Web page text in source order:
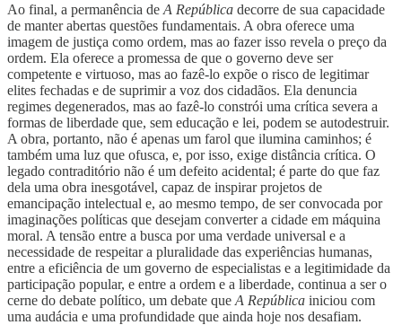
Ao final, a permanência de A República decorre de sua capacidade
de manter abertas questões fundamentais. A obra oferece uma
imagem de justiça como ordem, mas ao fazer isso revela o preço da
ordem. Ela oferece a promessa de que o governo deve ser
competente e virtuoso, mas ao fazê-lo expõe o risco de legitimar
elites fechadas e de suprimir a voz dos cidadãos. Ela denuncia
regimes degenerados, mas ao fazê-lo constrói uma crítica severa a
formas de liberdade que, sem educação e lei, podem se autodestruir.
A obra, portanto, não é apenas um farol que ilumina caminhos; é
também uma luz que ofusca, e, por isso, exige distância crítica. O
legado contraditório não é um defeito acidental; é parte do que faz
dela uma obra inesgotável, capaz de inspirar projetos de
emancipação intelectual e, ao mesmo tempo, de ser convocada por
imaginações políticas que desejam converter a cidade em máquina
moral. A tensão entre a busca por uma verdade universal e a
necessidade de respeitar a pluralidade das experiências humanas,
entre a eficiência de um governo de especialistas e a legitimidade da
participação popular, e entre a ordem e a liberdade, continua a ser o
cerne do debate político, um debate que A República iniciou com
uma audácia e uma profundidade que ainda hoje nos desafiam.